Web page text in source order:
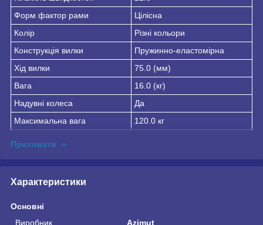
Форм фактор рами
Цілісна
Колір
Різні кольори
Конструкція вилки
Пружинно-еластомірна
Хід вилки
75.0 (мм)
Вага
16.0 (кг)
Надувні колеса
Да
Максимальна вага
120.0 кг
Приховати
Характеристики
Основні
Виробник
Azimut